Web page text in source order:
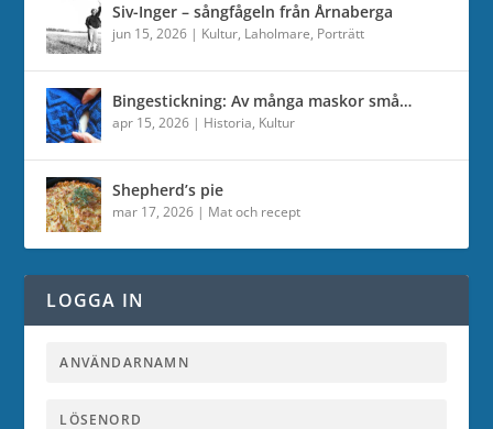
Siv-Inger – sångfågeln från Årnaberga
jun 15, 2026 | Kultur, Laholmare, Porträtt
Bingestickning: Av många maskor små…
apr 15, 2026 | Historia, Kultur
Shepherd’s pie
mar 17, 2026 | Mat och recept
LOGGA IN